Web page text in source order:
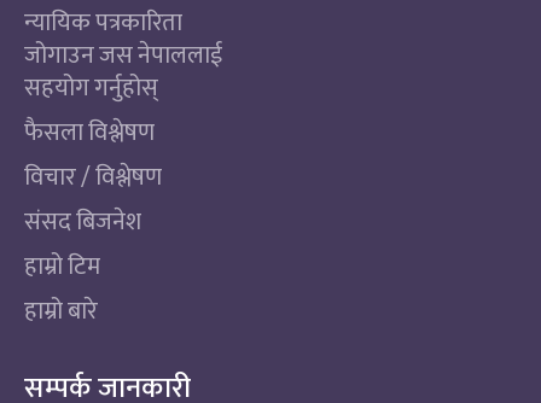
न्यायिक पत्रकारिता
जोगाउन जस नेपाललाई
सहयोग गर्नुहोस्
फैसला विश्लेषण
विचार / विश्लेषण
संसद बिजनेश
हाम्रो टिम
हाम्रो बारे
सम्पर्क जानकारी